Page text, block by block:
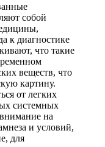
собой
к диагностике
что такие
веществ, что
картину.
от легких
системных
на
и условий,
для